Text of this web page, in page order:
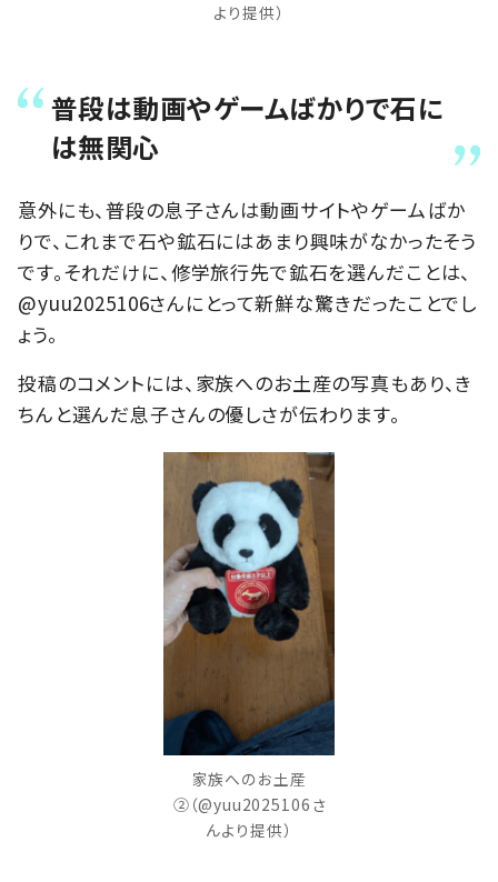
より提供）
普段は動画やゲームばかりで石に
は無関心
意外にも、普段の息子さんは動画サイトやゲームばか
りで、これまで石や鉱石にはあまり興味がなかったそう
です。それだけに、修学旅行先で鉱石を選んだことは、
@yuu2025106さんにとって新鮮な驚きだったことでし
ょう。
投稿のコメントには、家族へのお土産の写真もあり、き
ちんと選んだ息子さんの優しさが伝わります。
家族へのお土産
②（@yuu2025106さ
んより提供）